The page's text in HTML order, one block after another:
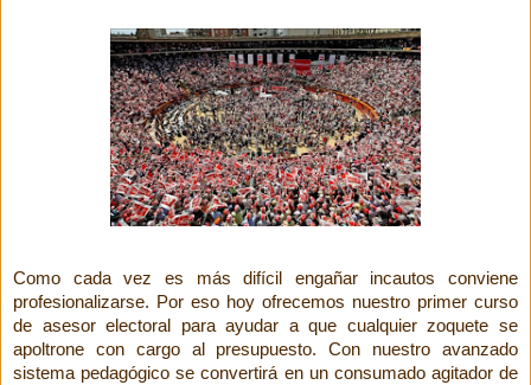
Como cada vez es más difícil engañar incautos conviene
profesionalizarse. Por eso hoy ofrecemos nuestro primer curso
de asesor electoral para ayudar a que cualquier zoquete se
apoltrone con cargo al presupuesto. Con nuestro avanzado
sistema pedagógico se convertirá en un consumado agitador de